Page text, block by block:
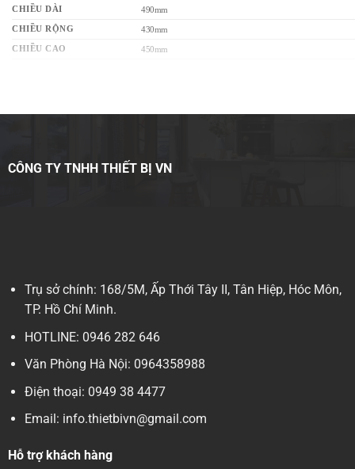
CHIỀU DÀI
490mm
CHIỀU RỘNG
430mm
CHIỀU CAO
450mm
MÁY DÁN KHAY – PACKSIS PS3
Hotline: 0946282646
https://mangnhapkhau.com/
https://www.youtube.com/channel/UCuNahCj0MokjyOxiRhDZwPw/videos
https://www.facebook.com/vnfoodmachinery
CÔNG TY TNHH THIẾT BỊ VN
Trụ sở chính: 168/5M, Ấp Thới Tây II, Tân Hiệp, Hóc Môn,
TP. Hồ Chí Minh.
HOTLINE: 0946 282 646
Văn Phòng Hà Nội: 0964358988
Điện thoại: 0949 38 4477
Email: info.thietbivn@gmail.com
Hỗ trợ khách hàng